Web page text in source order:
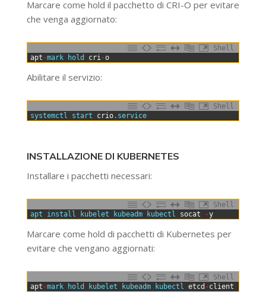
Marcare come hold il pacchetto di CRI-O per evitare
che venga aggiornato:
Shell
apt -mark hold cri-o
Abilitare il servizio:
Shell
systemctl start crio.service
INSTALLAZIONE DI KUBERNETES
Installare i pacchetti necessari:
Shell
apt install kubelet kubeadm kubectl socat -y
Marcare come hold di pacchetti di Kubernetes per
evitare che vengano aggiornati:
Shell
apt -mark hold kubelet kubeadm kubectl etcd -client